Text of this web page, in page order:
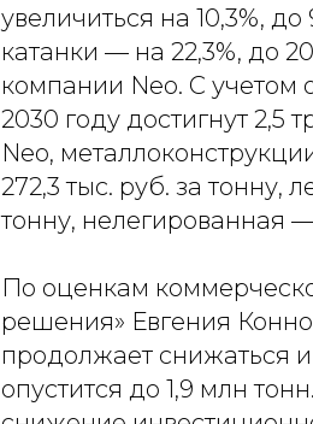
увеличиться на 10,3%,
катанки — на 22,3%, до
компании Neo. С учетом
2030 году достигнут 2,5
Neo,
272,3 тыс. руб. за тонну,
тонну, нелегированная —
По оценкам
решения» Евгения
продолжает снижаться и
опустится до 1,9 млн